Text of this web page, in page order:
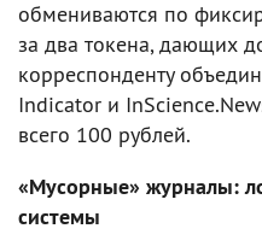
обмениваются по
за два токена, дающих
корреспонденту
Indicator и
всего 100 рублей.
«Мусорные» журналы:
системы